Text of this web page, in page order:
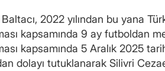
2022 yılından bu yana
kapsamında 9 ay futboldan
kapsamında 5 Aralık 2025
dolayı tutuklanarak Silivri